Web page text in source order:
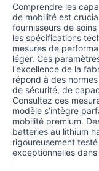
Comprendre les
de mobilité est
fournisseurs de
les spécifications
mesures de
léger. Ces
l'excellence de la
répond à des
de sécurité, de
Consultez ces
modèle s’intègre
mobilité premium.
batteries au lithium
rigoureusement
exceptionnelles